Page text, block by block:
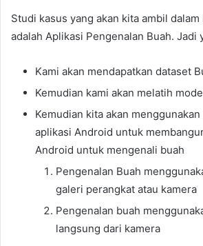
Studi kasus yang akan kita ambil
adalah Aplikasi Pengenalan Buah. Jadi
Kami akan mendapatkan dataset
Kemudian kami akan melatih
Kemudian kita akan
aplikasi Android untuk
Android untuk mengenali buah
Pengenalan Buah
galeri perangkat atau kamera
Pengenalan buah
langsung dari kamera